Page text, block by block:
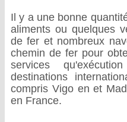
Il y a une bonne
aliments ou quelques
de fer et nombreux
chemin de fer pour
services
destinations
compris Vigo en et
en France.